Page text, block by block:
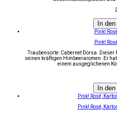
In
Pink!
Pink!
Traubensorte: Cabernet Dorsa.
seinen kräftigen Himbeeraromen. Er
einem ausgeglichenen
In
Pink! Rosé,
Pink! Rosé,